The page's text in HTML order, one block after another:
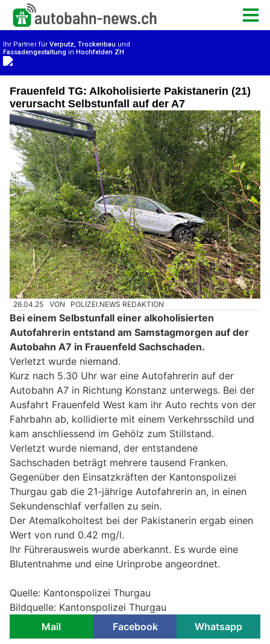
Frauenfeld TG: Alkoholisierte Pakistanerin (21)
verursacht Selbstunfall auf der A7
26.04.25 VON POLIZEI.NEWS REDAKTION
Bei einem Selbstunfall einer alkoholisierten
Autofahrerin entstand am Samstagmorgen auf der
Autobahn A7 in Frauenfeld Sachschaden.
Verletzt wurde niemand.
Kurz nach 5.30 Uhr war eine Autofahrerin auf der
Autobahn A7 in Richtung Konstanz unterwegs. Bei der
Ausfahrt Frauenfeld West kam ihr Auto rechts von der
Fahrbahn ab, kollidierte mit einem Verkehrsschild und
kam anschliessend im Gehölz zum Stillstand.
Verletzt wurde niemand, der entstandene
Sachschaden beträgt mehrere tausend Franken.
Gegenüber den Einsatzkräften der Kantonspolizei
Thurgau gab die 21-jährige Autofahrerin an, in einen
Sekundenschlaf verfallen zu sein.
Der Atemalkoholtest bei der Pakistanerin ergab einen
Wert von rund 0.42 mg/l.
Ihr Führerausweis wurde aberkannt. Es wurde eine
Blutentnahme und eine Urinprobe angeordnet.
Quelle: Kantonspolizei Thurgau
Bildquelle: Kantonspolizei Thurgau
Mail
Facebook Whatsapp